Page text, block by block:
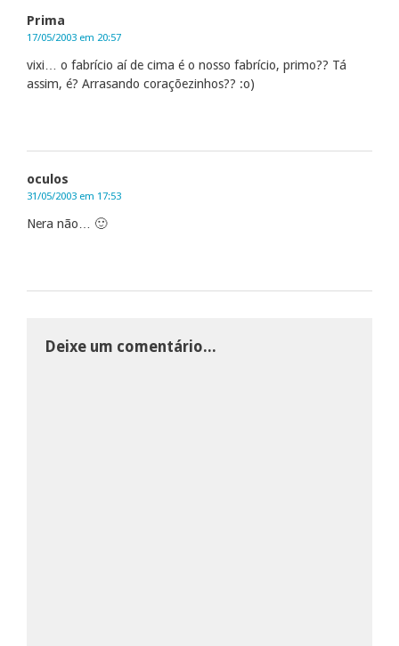
Prima
17/05/2003 em 20:57
vixi… o fabrício aí de cima é o nosso fabrício, primo?? Tá
assim, é? Arrasando coraçõezinhos?? :o)
oculos
31/05/2003 em 17:53
Nera não… 🙂
Deixe um comentário...